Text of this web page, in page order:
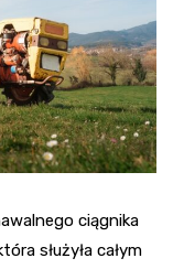
ciągnika
służyła całym